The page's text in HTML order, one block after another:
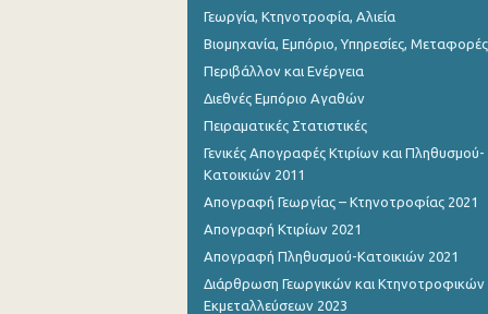
4o Τρίμηνο 2017
3o Τρίμηνο 2017
2o Τρίμηνο 2017
1o Τρίμηνο 2017
4o Τρίμηνο 2016
3o Τρίμηνο 2016
2o Τρίμηνο 2016
1o Τρίμηνο 2016
Γεωργία, Κτηνοτροφία, Αλιεία
Βιομηχανία, Εμπόριο, Υπηρεσίες, Μεταφορές
Περιβάλλον και Ενέργεια
Διεθνές Εμπόριο Αγαθών
Πειραματικές Στατιστικές
Γενικές Απογραφές Κτιρίων και Πληθυσμού-
Κατοικιών 2011
Απογραφή Γεωργίας – Κτηνοτροφίας 2021
Απογραφή Κτιρίων 2021
Απογραφή Πληθυσμού-Κατοικιών 2021
Διάρθρωση Γεωργικών και Κτηνοτροφικών
Εκμεταλλεύσεων 2023